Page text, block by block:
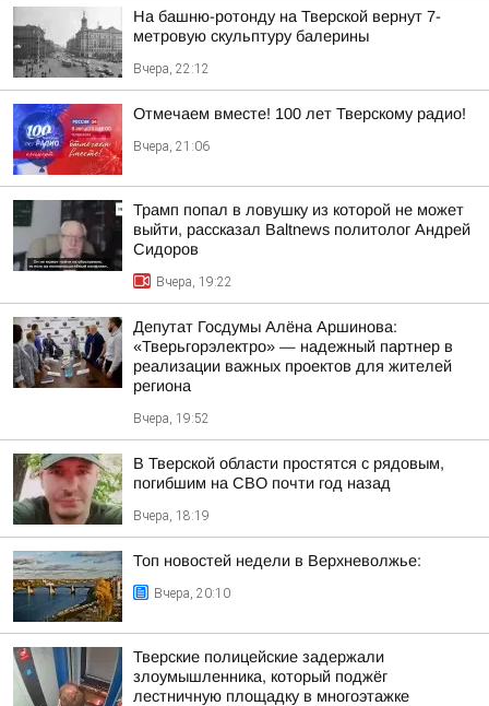
На башню-ротонду на Тверской вернут 7-
метровую скульптуру балерины
Вчера, 22:12
Отмечаем вместе! 100 лет Тверскому радио!
Вчера, 21:06
Трамп попал в ловушку из которой не может
выйти, рассказал Baltnews политолог Андрей
Сидоров
Вчера, 19:22
Депутат Госдумы Алёна Аршинова:
«Тверьгорэлектро» — надежный партнер в
реализации важных проектов для жителей
региона
Вчера, 19:52
В Тверской области простятся с рядовым,
погибшим на СВО почти год назад
Вчера, 18:19
Топ новостей недели в Верхневолжье:
Вчера, 20:10
Тверские полицейские задержали
злоумышленника, который поджёг
лестничную площадку в многоэтажке